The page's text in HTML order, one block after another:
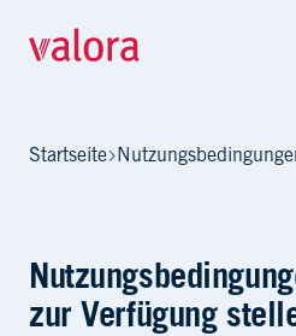
Startseite
zur Verfügung